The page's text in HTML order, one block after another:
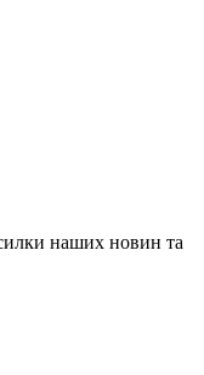
наших новин та